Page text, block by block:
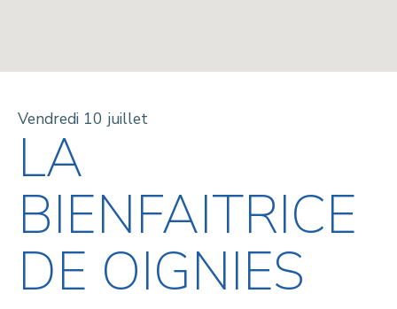
Vendredi 10 juillet
LA
BIENFAITRICE
DE OIGNIES